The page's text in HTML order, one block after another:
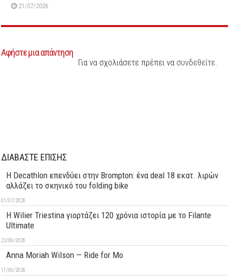
21/07/2026
Αφήστε μια απάντηση
Για να σχολιάσετε πρέπει να συνδεθείτε.
ΔΙΑΒΑΣΤΕ ΕΠΙΣΗΣ
Η Decathlon επενδύει στην Brompton: ένα deal 18 εκατ. λιρών
αλλάζει το σκηνικό του folding bike
01/07/2026
H Wilier Triestina γιορτάζει 120 χρόνια ιστορία με το Filante
Ultimate
22/06/2026
Anna Moriah Wilson — Ride for Mo
11/06/2026